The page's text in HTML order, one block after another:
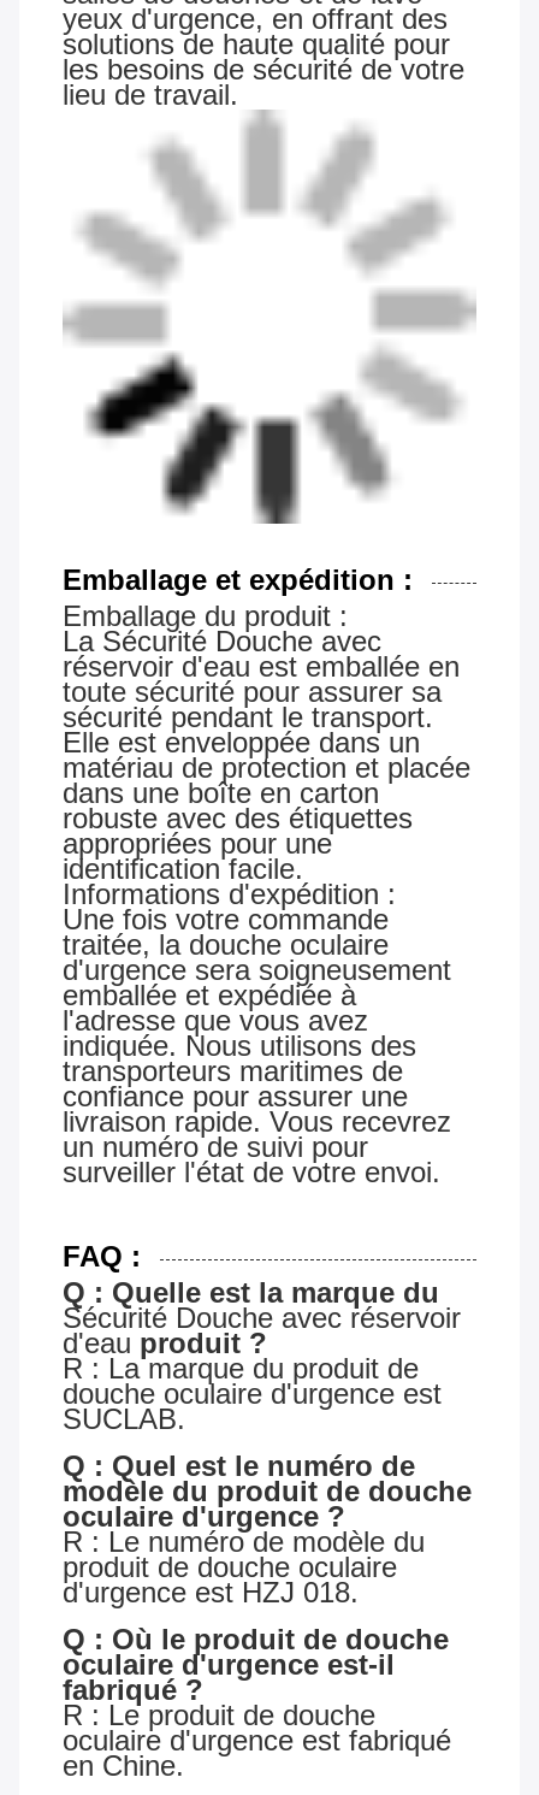
yeux d'urgence, en offrant des
solutions de haute qualité pour
les besoins de sécurité de votre
lieu de travail.
Emballage et expédition :
Emballage du produit :
La Sécurité Douche avec
réservoir d'eau est emballée en
toute sécurité pour assurer sa
sécurité pendant le transport.
Elle est enveloppée dans un
matériau de protection et placée
dans une boîte en carton
robuste avec des étiquettes
appropriées pour une
identification facile.
Informations d'expédition :
Une fois votre commande
traitée, la douche oculaire
d'urgence sera soigneusement
emballée et expédiée à
l'adresse que vous avez
indiquée. Nous utilisons des
transporteurs maritimes de
confiance pour assurer une
livraison rapide. Vous recevrez
un numéro de suivi pour
surveiller l'état de votre envoi.
FAQ :
Q : Quelle est la marque du
Sécurité Douche avec réservoir
d'eau produit ?
R : La marque du produit de
douche oculaire d'urgence est
SUCLAB.
Q : Quel est le numéro de
modèle du produit de douche
oculaire d'urgence ?
R : Le numéro de modèle du
produit de douche oculaire
d'urgence est HZJ 018.
Q : Où le produit de douche
oculaire d'urgence est-il
fabriqué ?
R : Le produit de douche
oculaire d'urgence est fabriqué
en Chine.